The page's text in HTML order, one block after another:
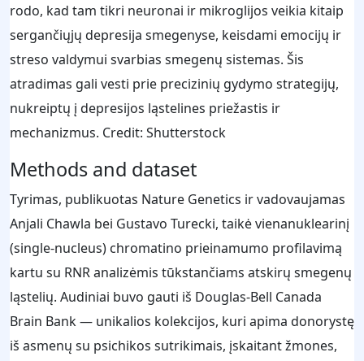
rodo, kad tam tikri neuronai ir mikroglijos veikia kitaip
sergančiųjų depresija smegenyse, keisdami emocijų ir
streso valdymui svarbias smegenų sistemas. Šis
atradimas gali vesti prie precizinių gydymo strategijų,
nukreiptų į depresijos ląstelines priežastis ir
mechanizmus. Credit: Shutterstock
Methods and dataset
Tyrimas, publikuotas Nature Genetics ir vadovaujamas
Anjali Chawla bei Gustavo Turecki, taikė vienanuklearinį
(single-nucleus) chromatino prieinamumo profilavimą
kartu su RNR analizėmis tūkstančiams atskirų smegenų
ląstelių. Audiniai buvo gauti iš Douglas-Bell Canada
Brain Bank — unikalios kolekcijos, kuri apima donorystę
iš asmenų su psichikos sutrikimais, įskaitant žmones,